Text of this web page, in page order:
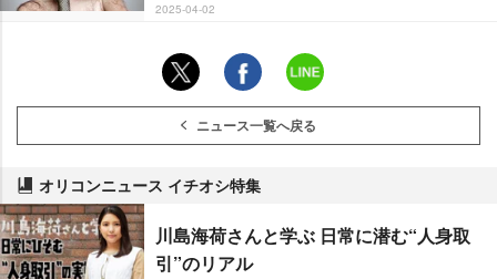
2025-04-02
ニュース一覧へ戻る
オリコンニュース イチオシ特集
川島海荷さんと学ぶ 日常に潜む“人身取
引”のリアル